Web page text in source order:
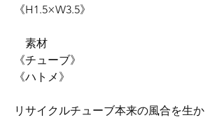
《H1.5×W3.5》
素材
《チューブ》
《ハトメ》
リサイクルチューブ本来の風合を生か